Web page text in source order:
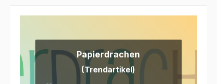
Papierdrachen
(Trendartikel)